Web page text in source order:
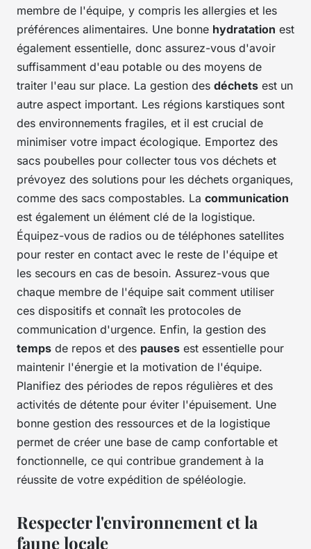
membre de l'équipe, y compris les allergies et les
préférences alimentaires. Une bonne hydratation est
également essentielle, donc assurez-vous d'avoir
suffisamment d'eau potable ou des moyens de
traiter l'eau sur place. La gestion des déchets est un
autre aspect important. Les régions karstiques sont
des environnements fragiles, et il est crucial de
minimiser votre impact écologique. Emportez des
sacs poubelles pour collecter tous vos déchets et
prévoyez des solutions pour les déchets organiques,
comme des sacs compostables. La communication
est également un élément clé de la logistique.
Équipez-vous de radios ou de téléphones satellites
pour rester en contact avec le reste de l'équipe et
les secours en cas de besoin. Assurez-vous que
chaque membre de l'équipe sait comment utiliser
ces dispositifs et connaît les protocoles de
communication d'urgence. Enfin, la gestion des
temps de repos et des pauses est essentielle pour
maintenir l'énergie et la motivation de l'équipe.
Planifiez des périodes de repos régulières et des
activités de détente pour éviter l'épuisement. Une
bonne gestion des ressources et de la logistique
permet de créer une base de camp confortable et
fonctionnelle, ce qui contribue grandement à la
réussite de votre expédition de spéléologie.
Respecter l'environnement et la
faune locale